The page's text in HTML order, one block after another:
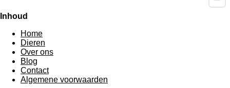
Inhoud
Home
Dieren
Over ons
Blog
Contact
Algemene voorwaarden